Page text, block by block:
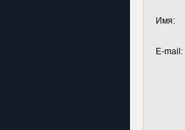
Имя:
E-mail: